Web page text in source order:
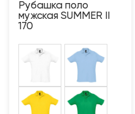
Рубашка поло
мужская SUMMER II
170